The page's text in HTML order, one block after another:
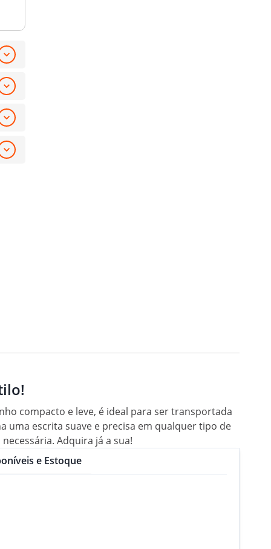
compacto e leve, é ideal para ser transportada
uma escrita suave e precisa em qualquer tipo de
Adquira já a sua!
e Estoque